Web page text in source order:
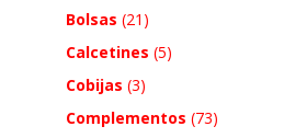
Bolsas (21)
Calcetines (5)
Cobijas (3)
Complementos (73)